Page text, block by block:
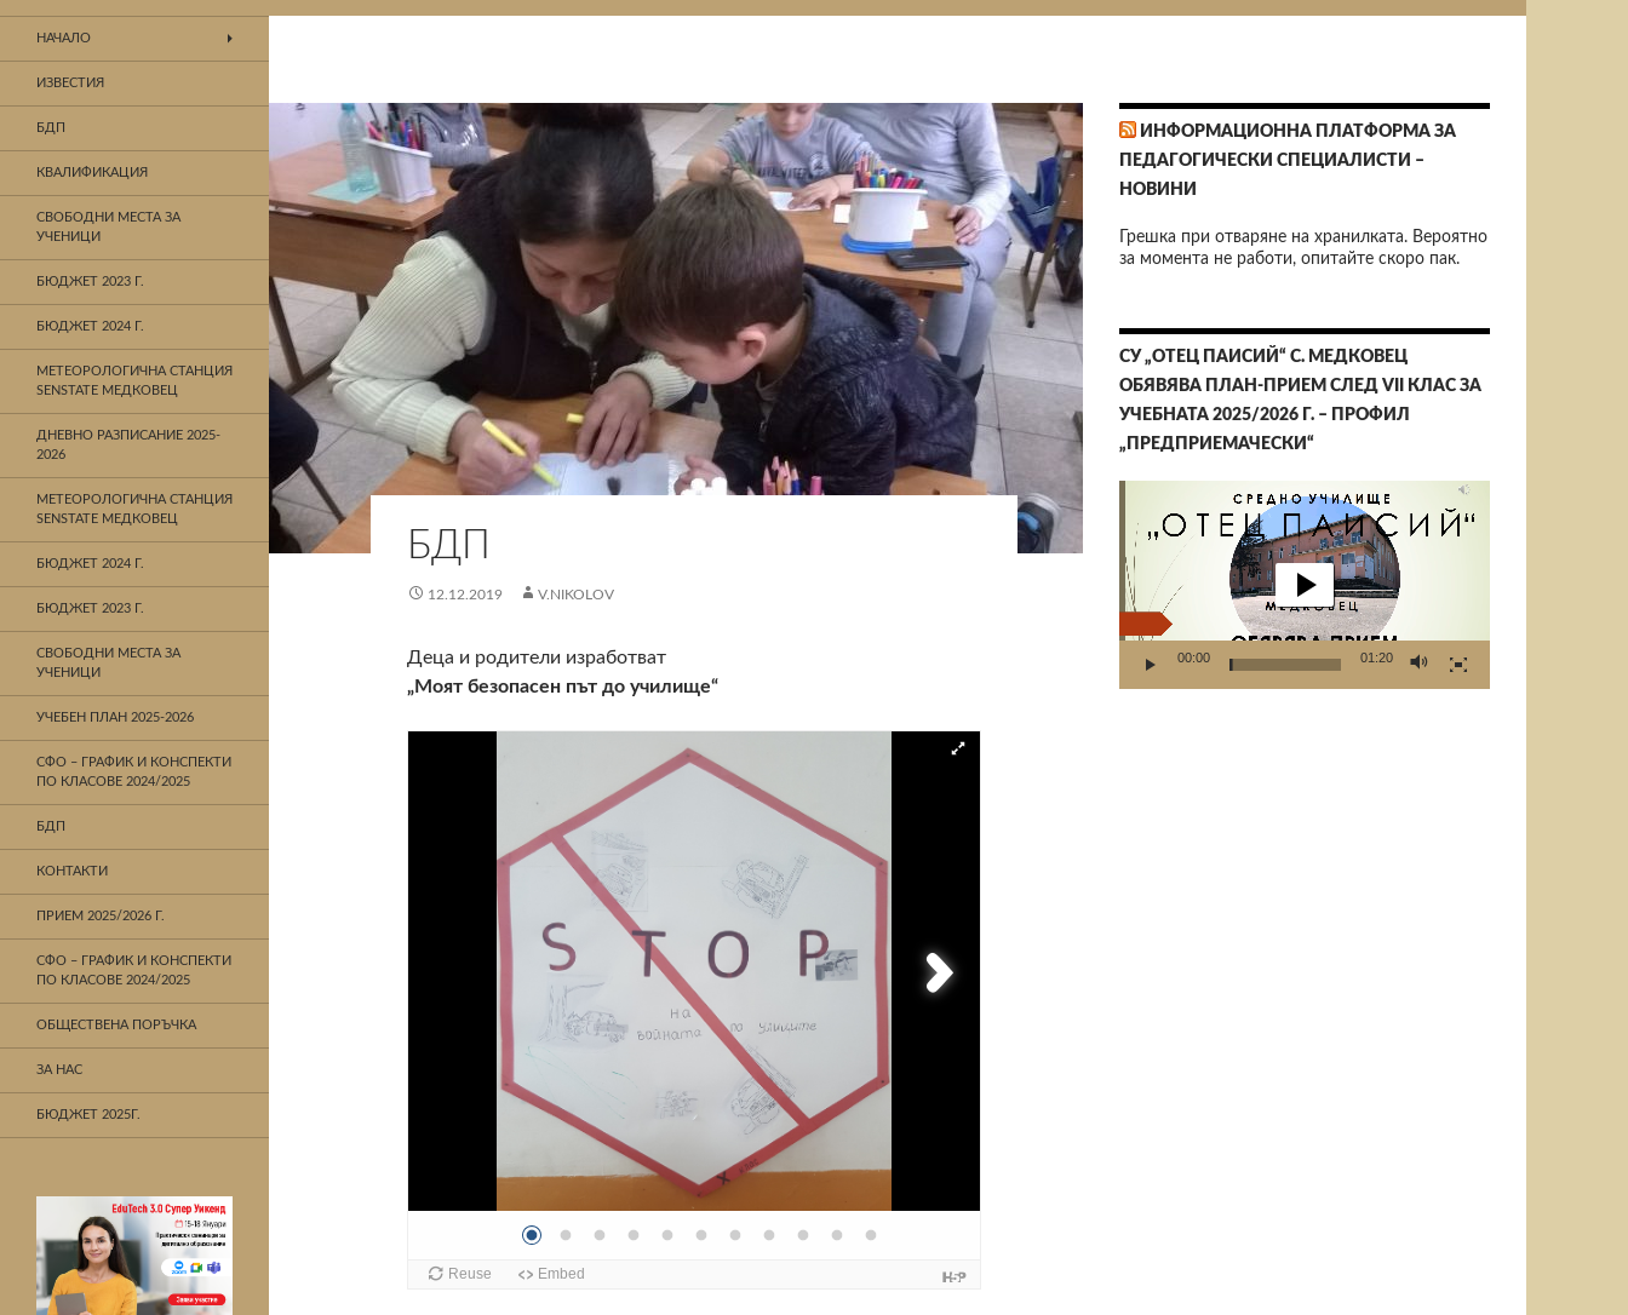
БДП
12.12.2019 V.NIKOLOV
Деца и родители изработват
„Моят безопасен път до училище“
ИНФОРМАЦИОННА ПЛАТФОРМА ЗА
ПЕДАГОГИЧЕСКИ СПЕЦИАЛИСТИ –
НОВИНИ
Грешка при отваряне на хранилката. Вероятно
за момента не работи, опитайте скоро пак.
СУ „ОТЕЦ ПАИСИЙ“ С. МЕДКОВЕЦ
ОБЯВЯВА ПЛАН-ПРИЕМ СЛЕД VII КЛАС ЗА
УЧЕБНАТА 2025/2026 Г. – ПРОФИЛ
„ПРЕДПРИЕМАЧЕСКИ“
00:00 01:20
НАЧАЛО
ИЗВЕСТИЯ
БДП
КВАЛИФИКАЦИЯ
СВОБОДНИ МЕСТА ЗА
УЧЕНИЦИ
БЮДЖЕТ 2023 Г.
БЮДЖЕТ 2024 Г.
МЕТЕОРОЛОГИЧНА СТАНЦИЯ
SENSTATE МЕДКОВЕЦ
ДНЕВНО РАЗПИСАНИЕ 2025-
2026
МЕТЕОРОЛОГИЧНА СТАНЦИЯ
SENSTATE МЕДКОВЕЦ
БЮДЖЕТ 2024 Г.
БЮДЖЕТ 2023 Г.
СВОБОДНИ МЕСТА ЗА
УЧЕНИЦИ
УЧЕБЕН ПЛАН 2025-2026
СФО – ГРАФИК И КОНСПЕКТИ
ПО КЛАСОВЕ 2024/2025
БДП
КОНТАКТИ
ПРИЕМ 2025/2026 Г.
СФО – ГРАФИК И КОНСПЕКТИ
ПО КЛАСОВЕ 2024/2025
ОБЩЕСТВЕНА ПОРЪЧКА
ЗА НАС
БЮДЖЕТ 2025Г.